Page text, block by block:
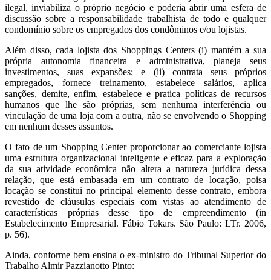
ilegal, inviabiliza o próprio negócio e poderia abrir uma esfera de
discussão sobre a responsabilidade trabalhista de todo e qualquer
condomínio sobre os empregados dos condôminos e/ou lojistas.
Além disso, cada lojista dos Shoppings Centers (i) mantém a sua
própria autonomia financeira e administrativa, planeja seus
investimentos, suas expansões; e (ii) contrata seus próprios
empregados, fornece treinamento, estabelece salários, aplica
sanções, demite, enfim, estabelece e pratica políticas de recursos
humanos que lhe são próprias, sem nenhuma interferência ou
vinculação de uma loja com a outra, não se envolvendo o Shopping
em nenhum desses assuntos.
O fato de um Shopping Center proporcionar ao comerciante lojista
uma estrutura organizacional inteligente e eficaz para a exploração
da sua atividade econômica não altera a natureza jurídica dessa
relação, que está embasada em um contrato de locação, poisa
locação se constitui no principal elemento desse contrato, embora
revestido de cláusulas especiais com vistas ao atendimento de
características próprias desse tipo de empreendimento (in
Estabelecimento Empresarial. Fábio Tokars. São Paulo: LTr. 2006,
p. 56).
Ainda, conforme bem ensina o ex-ministro do Tribunal Superior do
Trabalho Almir Pazzianotto Pinto: